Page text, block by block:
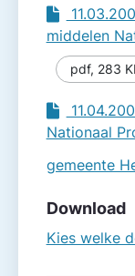
middelen
pdf, 283
Nationaal
gemeente
Download
Kies welke